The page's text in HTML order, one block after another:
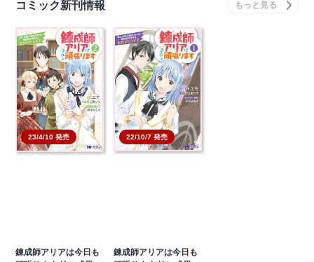
コミック新刊情報
23/4/10 発売
錬成師アリアは今日も
22/10/7 発売
錬成師アリアは今日も